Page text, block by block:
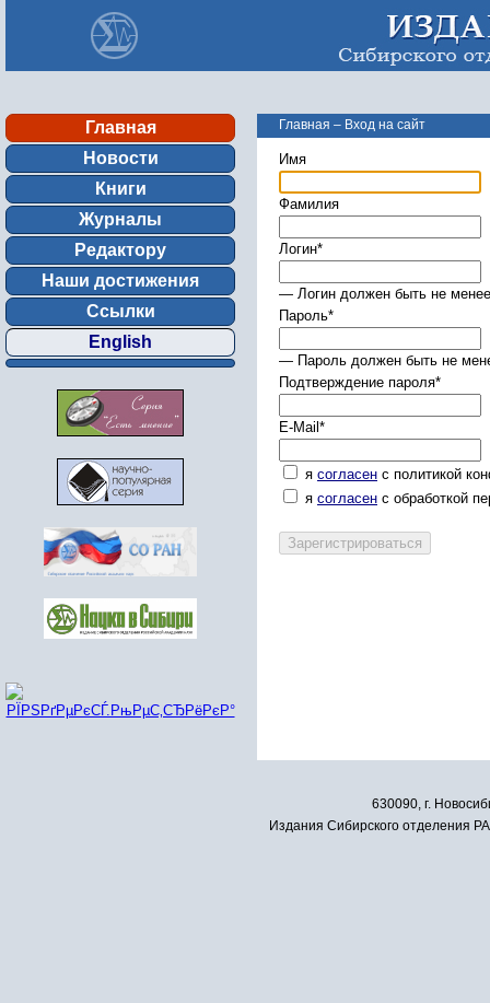
Главная
Новости
Книги
Журналы
Редактору
Наши достижения
Ссылки
English
Главная – Вход на сайт
Имя
Фамилия
Логин*
— Логин должен быть не
Пароль*
— Пароль должен быть не
Подтверждение пароля*
E-Mail *
я согласен с политикой
я согласен с обработкой
630090, г.
Издания Сибирского отделения